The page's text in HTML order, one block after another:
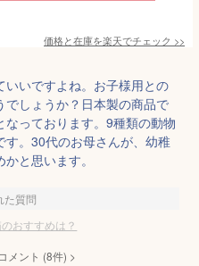
価格と在庫を楽天でチェック >>
いですよね。お子様用との
しょうか？日本製の商品で
っております。9種類の動物
。30代のお母さんが、幼稚
と思います。
た質問
おすすめは？
メント (8件) >